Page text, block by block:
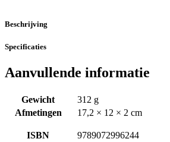
Beschrijving
Specificaties
Aanvullende informatie
Gewicht
312 g
Afmetingen
17,2 × 12 × 2 cm
ISBN 9789072996244